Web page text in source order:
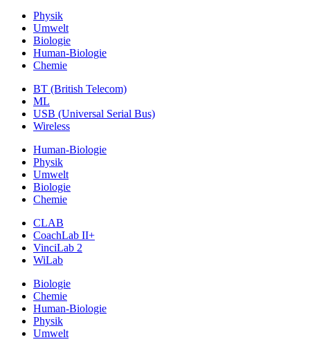
Physik
Umwelt
Biologie
Human-Biologie
Chemie
BT (British Telecom)
ML
USB (Universal Serial Bus)
Wireless
Human-Biologie
Physik
Umwelt
Biologie
Chemie
CLAB
CoachLab II+
VinciLab 2
WiLab
Biologie
Chemie
Human-Biologie
Physik
Umwelt